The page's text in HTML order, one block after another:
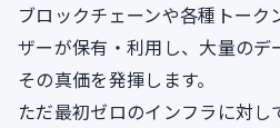
ブロックチェーンや各種トーク
ザーが保有・利用し、大量のデ
その真価を発揮します。
ただ最初ゼロのインフラに対